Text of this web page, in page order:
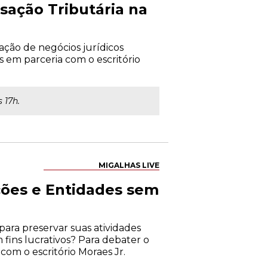
Tributária na
de negócios jurídicos
em parceria com o escritório
17h.
MIGALHAS LIVE
e Entidades sem
preservar suas atividades
fins lucrativos? Para debater o
o escritório Moraes Jr.